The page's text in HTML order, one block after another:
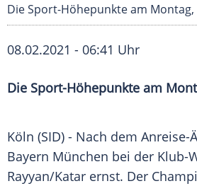
Die Sport-Höhepunkte am Montag,
08.02.2021 - 06:41 Uhr
Die Sport-Höhepunkte am
Köln (SID) - Nach dem
Bayern München bei der Klub-
Rayyan/Katar ernst. Der